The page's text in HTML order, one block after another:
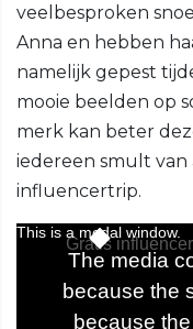
veelbesproken
Anna en hebben
namelijk gepest
mooie beelden op
merk kan beter
iedereen smult van
influencertrip.